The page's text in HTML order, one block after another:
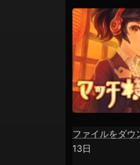
Apple
SHARE
ファイルをダウ
13日